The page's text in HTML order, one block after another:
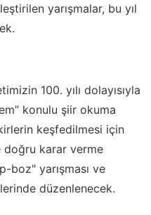
yarışmalar, bu yıl
100. yılı dolayısıyla
konulu şiir okuma
keşfedilmesi için
doğru karar verme
boz" yarışması ve
düzenlenecek.